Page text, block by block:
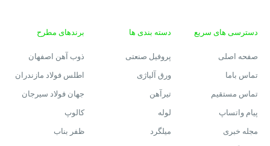
دسترسی های سریع
صفحه اصلی
تماس باما
تماس مستقیم
پیام واتساپ
مجله خبری
دسته بندی ها
پروفیل صنعتی
ورق آلیاژی
تیرآهن
لوله
میلگرد
برندهای مطرح
ذوب آهن اصفهان
اطلس فولاد مازندران
جهان فولاد سیرجان
کالوپ
ظفر بناب